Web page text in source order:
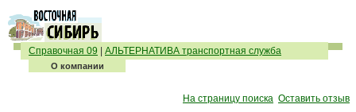
Справочная 09 АЛЬТЕРНАТИВА транспортная служба
О компании
На страницу поиска Оставить отзыв